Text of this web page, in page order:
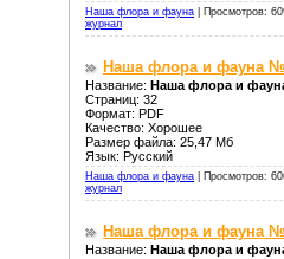
Наша флора и фауна
Просмотров:
журнал
Наша флора и фауна
Название: Наша флора и
Страниц: 32
Формат: PDF
Качество: Хорошее
Размер файла: 25,47 Мб
Язык: Русский
Наша флора и фауна
Просмотров:
журнал
Наша флора и фауна
Название: Наша флора и